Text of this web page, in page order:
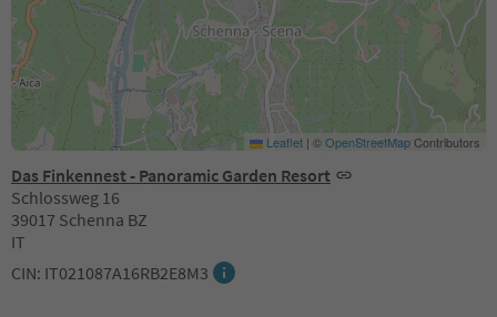
Das Finkennest - Panoramic Garden Resort
Schlossweg 16
39017 Schenna BZ
IT
CIN: IT021087A16RB2E8M3
Leaflet | ©OpenStreetMapContributors